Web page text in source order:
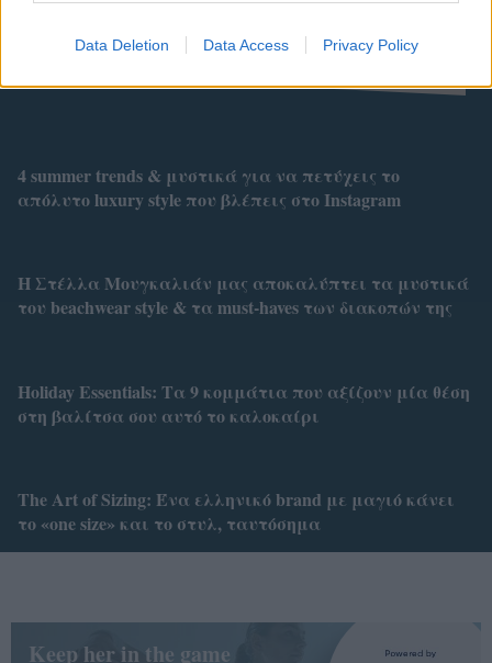
Data Deletion Data Access Privacy Policy
4 summer trends & μυστικά για να πετύχεις το
απόλυτο luxury style που βλέπεις στο Instagram
Η Στέλλα Μουγκαλιάν μας αποκαλύπτει τα μυστικά
του beachwear style & τα must-haves των διακοπών της
Holiday Essentials: Τα 9 κομμάτια που αξίζουν μία θέση
στη βαλίτσα σου αυτό το καλοκαίρι
Τhe Art of Sizing: Ένα ελληνικό brand με μαγιό κάνει
το «one size» και το στυλ, ταυτόσημα
Keep her in the game